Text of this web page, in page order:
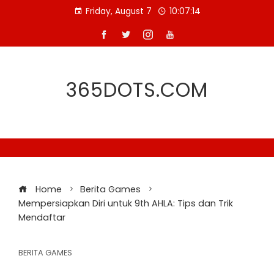
Friday, August 7 10:07:15
365DOTS.COM
Home
Berita Games
Mempersiapkan Diri untuk 9th AHLA: Tips dan Trik
Mendaftar
BERITA GAMES